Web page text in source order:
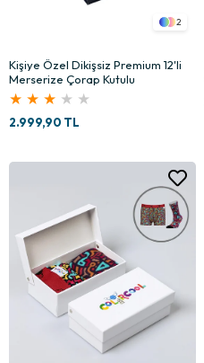
2
Kişiye Özel Dikişsiz Premium 12'li
Merserize Çorap Kutulu
★ ★ ★ ★ ★
2.999,90 TL